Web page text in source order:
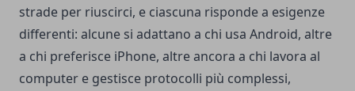
strade per riuscirci, e ciascuna risponde a esigenze
differenti: alcune si adattano a chi usa Android, altre
a chi preferisce iPhone, altre ancora a chi lavora al
computer e gestisce protocolli più complessi,